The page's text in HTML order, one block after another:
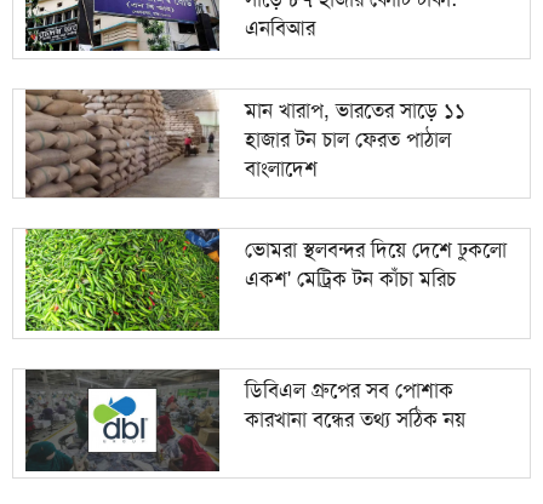
এনবিআর
মান খারাপ, ভারতের সাড়ে ১১
হাজার টন চাল ফেরত পাঠাল
বাংলাদেশ
ভোমরা স্থলবন্দর দিয়ে দেশে ঢুকলো
একশ' মেট্রিক টন কাঁচা মরিচ
ডিবিএল গ্রুপের সব পোশাক
কারখানা বন্ধের তথ্য সঠিক নয়